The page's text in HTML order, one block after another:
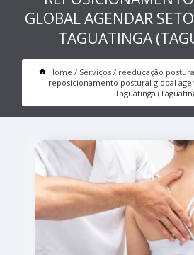
GLOBAL AGENDAR
TAGUATINGA
Home Serviços reeducação
reposicionamento postural global
Taguatinga